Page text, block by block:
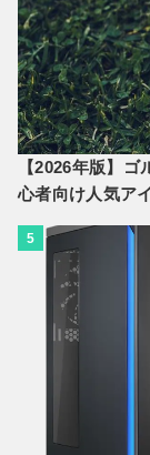
【2026年版】
心者向け人気ア
5